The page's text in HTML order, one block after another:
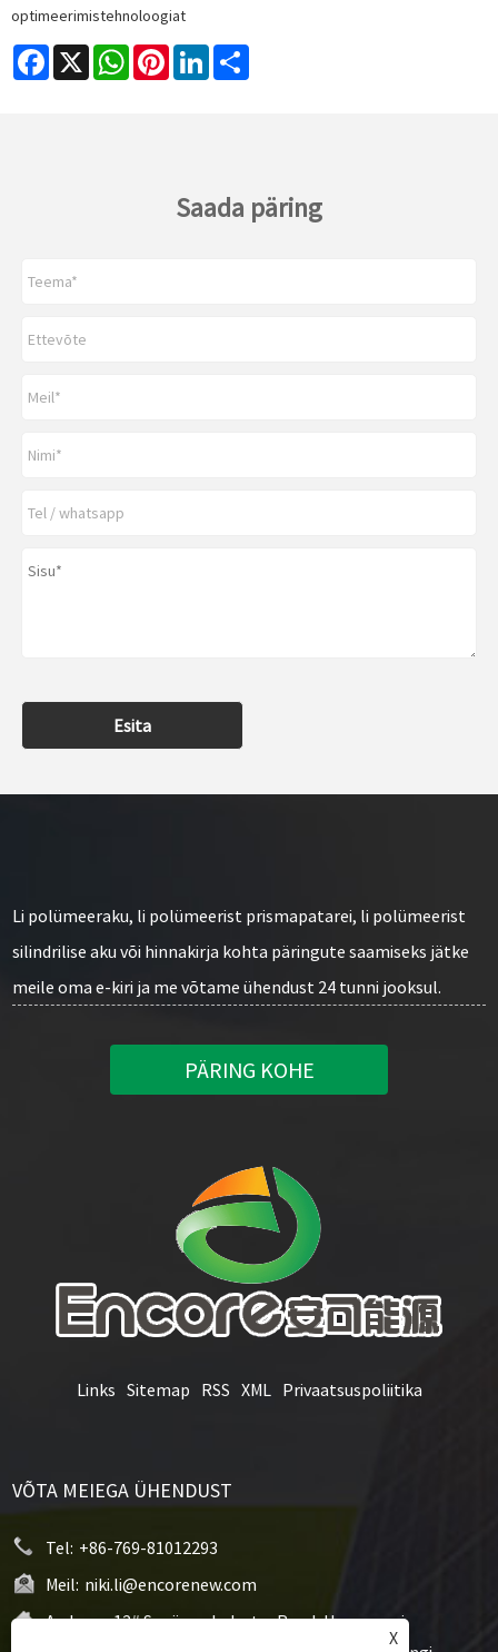
optimeerimistehnoloogiat
Facebook
X WhatsAppPinterestLinkedIn
Saada päring
Esita
Li polümeeraku, li polümeerist prismapatarei, li polümeerist
silindrilise aku või hinnakirja kohta päringute saamiseks jätke
meile oma e-kiri ja me võtame ühendust 24 tunni jooksul.
PÄRING KOHE
Links Sitemap RSS XML Privaatsuspoliitika
VÕTA MEIEGA ÜHENDUST
Tel: +86-769-81012293
Meil: niki.li@encorenew.com
Aadress: 12# Sanjiang Industry Road, Hengquani
X